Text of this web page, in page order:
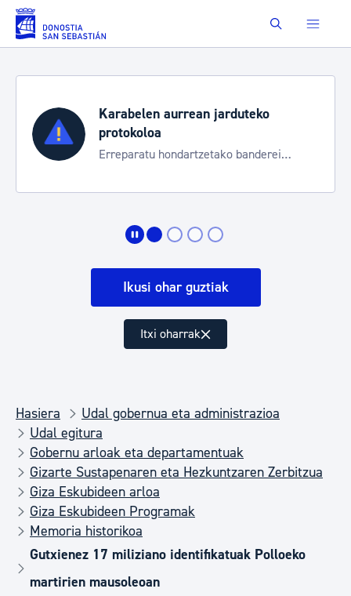
Eduki nagusira joan Buscar
Karabelen aurrean jarduteko
protokoloa
Erreparatu hondartzetako banderei
Ikusi ohar guztiak
Itxi oharrak
Hasiera
Udal gobernua eta administrazioa
Udal egitura
Gobernu arloak eta departamentuak
Gizarte Sustapenaren eta Hezkuntzaren Zerbitzua
Giza Eskubideen arloa
Giza Eskubideen Programak
Memoria historikoa
Gutxienez 17 miliziano identifikatuak Polloeko
martirien mausoleoan